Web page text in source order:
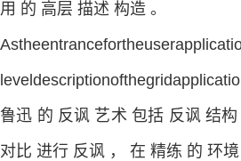
用 的 高层 描述 构造 。
鲁迅 的 反讽 艺术 包括 反讽 结
对比 进行 反讽 ， 在 精练 的 环境